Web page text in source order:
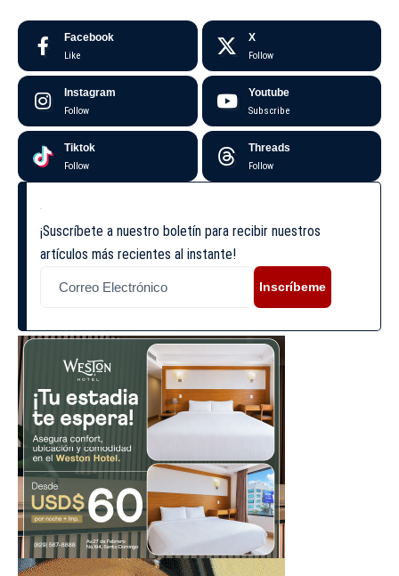
Facebook
Like
X
Follow
Instagram
Follow
Youtube
Subscribe
Tiktok
Follow
Threads
Follow
¡Suscríbete a nuestro boletín para recibir nuestros
artículos más recientes al instante!
Inscríbeme